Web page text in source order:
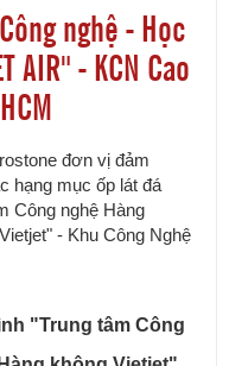
nghệ - Học
AIR" - KCN Cao
đơn vị đảm
hạng mục ốp lát đá
Công nghệ Hàng
- Khu Công Nghệ
"Trung tâm Công